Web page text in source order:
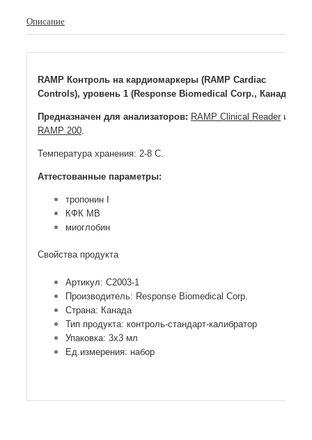
Описание
RAMP Контроль на кардиомаркеры (RAMP Cardiac
Controls), уровень 1 (Response Biomedical Corp., Канада)
Предназначен для анализаторов: RAMP Clinical Readerи
RAMP 200.
Температура хранения: 2-8 С.
Аттестованные параметры:
тропонин I
КФК МВ
миоглобин
Свойства продукта
Артикул: C2003-1
Производитель: Response Biomedical Corp.
Страна: Канада
Тип продукта: контроль-стандарт-калибратор
Упаковка: 3х3 мл
Ед.измерения: набор